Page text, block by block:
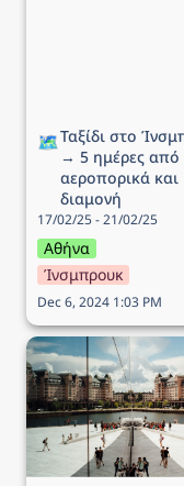
🗺️Ταξίδι στo
→ 5 ημέρες από
αεροπορικά και
διαμονή
17/02/25 - 21/02/25
Αθήνα
Ίνσμπρουκ
Dec 6, 2024 1:03 PM
Ταξίδι στο Όσλο
ημέρες από 351€,
αεροπορικά και